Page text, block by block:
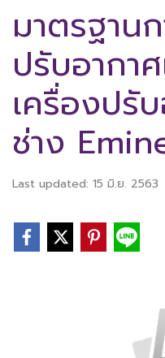
มาตรฐาน
ปรับอากา
เครื่องปรั
ช่าง
Last updated: 15 มิ.ย. 2563